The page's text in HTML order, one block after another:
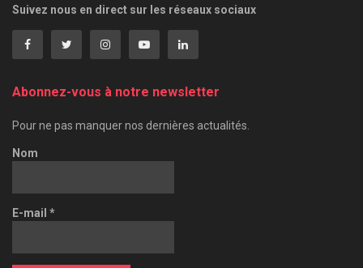
Suivez nous en direct sur les réseaux sociaux
Abonnez-vous à notre newsletter
Pour ne pas manquer nos dernières actualités.
Nom
E-mail *